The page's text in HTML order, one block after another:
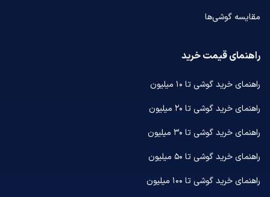
مقایسه گوشی‌ها
راهنمای قیمت خرید
راهنمای خرید گوشی تا ۱۰ میلیون
راهنمای خرید گوشی تا ۲۰ میلیون
راهنمای خرید گوشی تا ۳۰ میلیون
راهنمای خرید گوشی تا ۵۰ میلیون
راهنمای خرید گوشی تا ۱۰۰ میلیون